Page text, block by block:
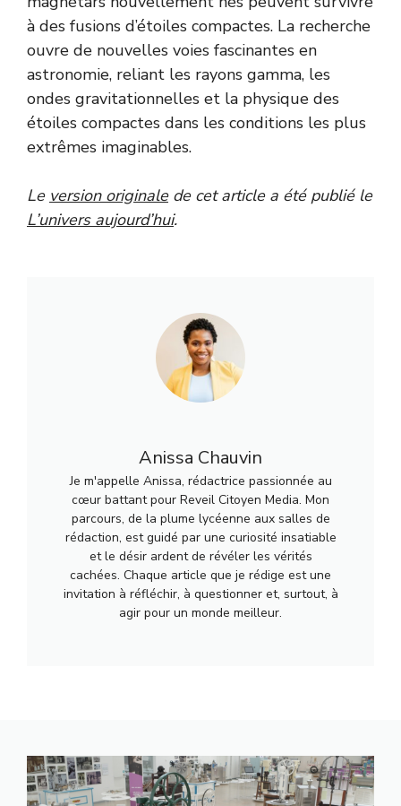
à des fusions d’étoiles compactes. La recherche
ouvre de nouvelles voies fascinantes en
astronomie, reliant les rayons gamma, les
ondes gravitationnelles et la physique des
étoiles compactes dans les conditions les plus
extrêmes imaginables.
Le version originalede cet article a été publié le
L’univers aujourd’hui.
Anissa Chauvin
Je m'appelle Anissa, rédactrice passionnée au
cœur battant pour Reveil Citoyen Media. Mon
parcours, de la plume lycéenne aux salles de
rédaction, est guidé par une curiosité insatiable
et le désir ardent de révéler les vérités
cachées. Chaque article que je rédige est une
invitation à réfléchir, à questionner et, surtout, à
agir pour un monde meilleur.